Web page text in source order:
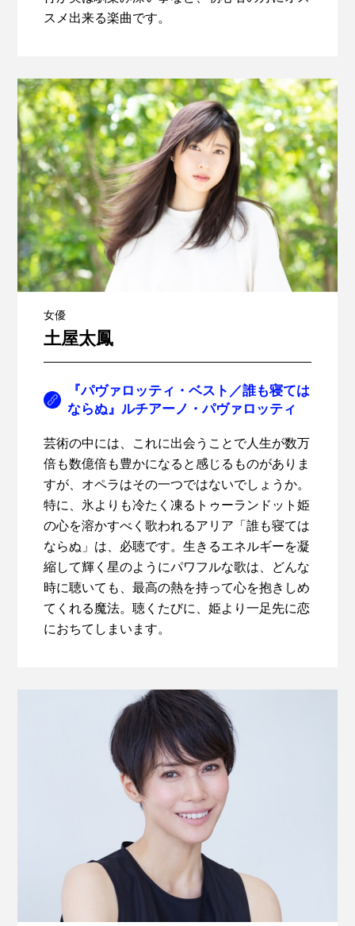
スメ出来る楽曲です。
女優
土屋太鳳
『パヴァロッティ・ベスト／誰も寝ては
ならぬ』ルチアーノ・パヴァロッティ
芸術の中には、これに出会うことで人生が数万
倍も数億倍も豊かになると感じるものがありま
すが、オペラはその一つではないでしょうか。
特に、氷よりも冷たく凍るトゥーランドット姫
の心を溶かすべく歌われるアリア「誰も寝ては
ならぬ」は、必聴です。生きるエネルギーを凝
縮して輝く星のようにパワフルな歌は、どんな
時に聴いても、最高の熱を持って心を抱きしめ
てくれる魔法。聴くたびに、姫より一足先に恋
におちてしまいます。